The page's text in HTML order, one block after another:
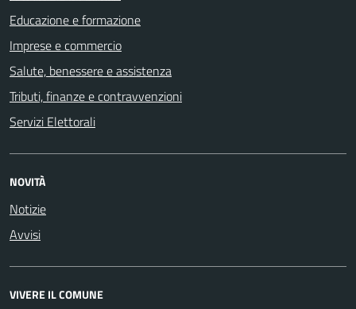
Educazione e formazione
Imprese e commercio
Salute, benessere e assistenza
Tributi, finanze e contravvenzioni
Servizi Elettorali
NOVITÀ
Notizie
Avvisi
VIVERE IL COMUNE